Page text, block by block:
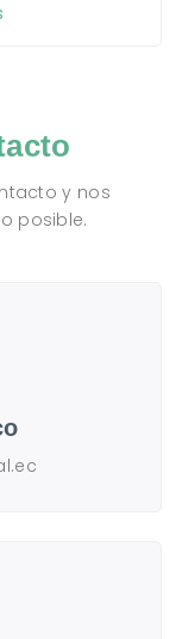
y nos
posible.